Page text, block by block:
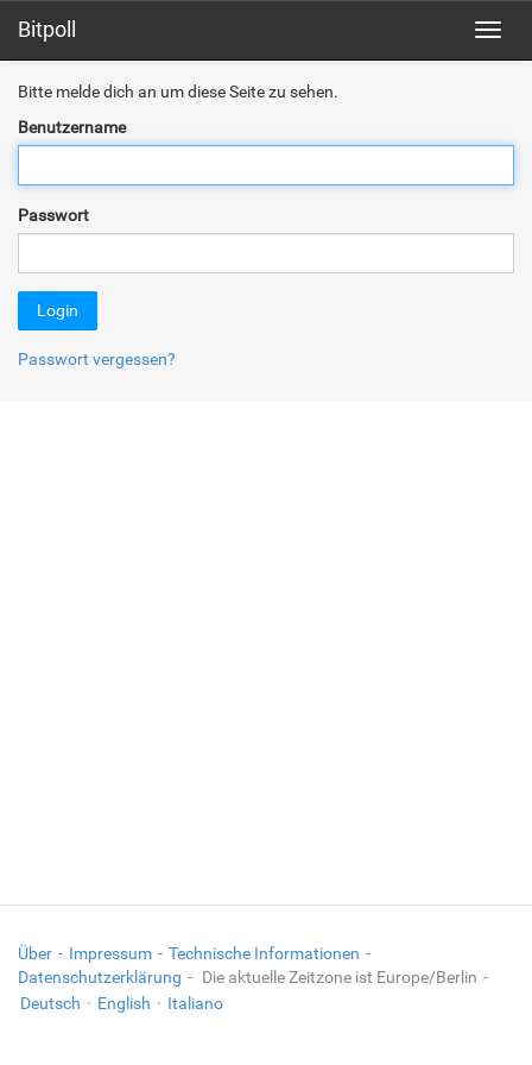
Bitpoll
Bitte melde dich an um diese Seite zu sehen.
Benutzername
Passwort
Login
Passwort vergessen?
Über Impressum
Technische Informationen
Datenschutzerklärung
Die aktuelle Zeitzone ist Europe/Berlin
Deutsch · English · Italiano